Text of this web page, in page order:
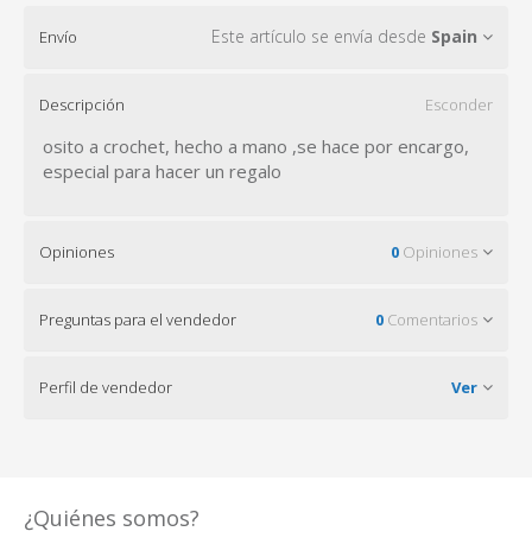
Envío Este artículo se envía desde Spain
Descripción Esconder
osito a crochet, hecho a mano ,se hace por encargo,
especial para hacer un regalo
Opiniones 0 Opiniones
Preguntas para el vendedor 0 Comentarios
Perfil de vendedor Ver
¿Quiénes somos?